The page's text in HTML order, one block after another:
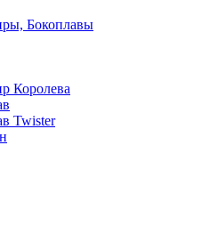
Бокоплавы
Королева
Twister